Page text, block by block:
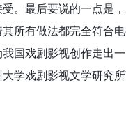
。最后要说的一点是
所有做法都完全符合
国戏剧影视创作走出
学戏剧影视文学研究